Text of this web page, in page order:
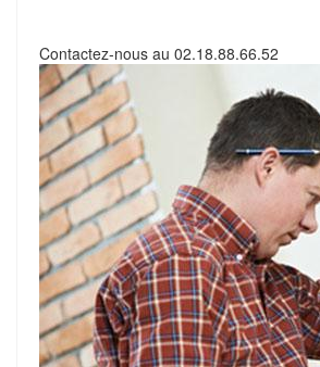
Contactez-nous au 02.18.88.66.52